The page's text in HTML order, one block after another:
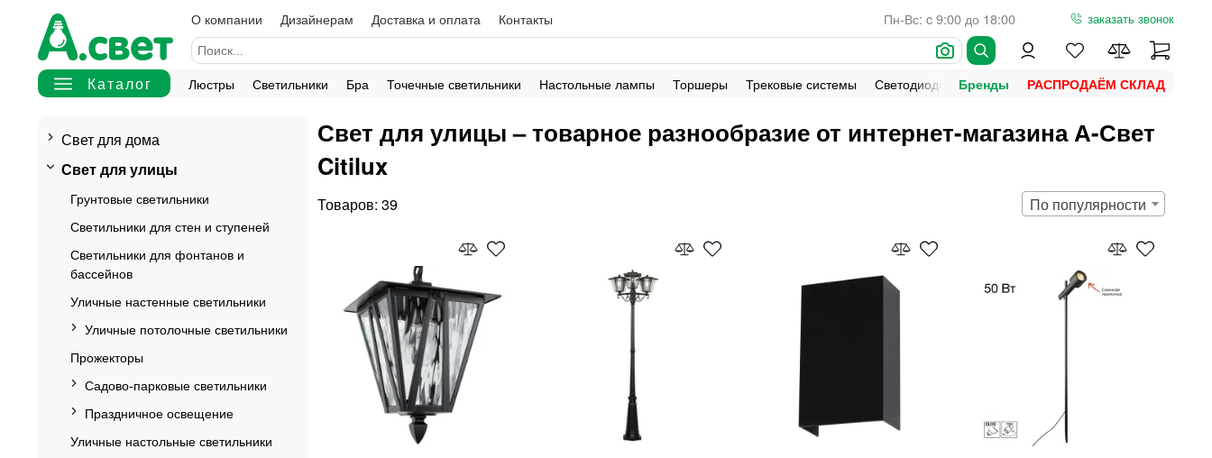
О компании Дизайнерам Доставка и оплата Контакты Пн-Вс: c 9:00 до 18:00 заказать звонок
Люстры Светильники Бра Точечные светильники Настольные лампы Торшеры Трековые системы Светодиодная подсветка Уличное освещение
Бренды РАСПРОДАЁМ СКЛАД
Свет для дома
Свет для улицы
Грунтовые светильники
Светильники для стен и ступеней
Светильники для фонтанов и
бассейнов
Уличные настенные светильники
Уличные потолочные светильники
Прожекторы
Садово-парковые светильники
Праздничное освещение
Уличные настольные светильники
Свет для улицы – товарное разнообразие от интернет-магазина А-Свет
Citilux
39 По популярности